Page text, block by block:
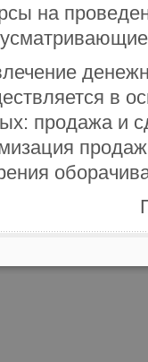
на
в
продажа и